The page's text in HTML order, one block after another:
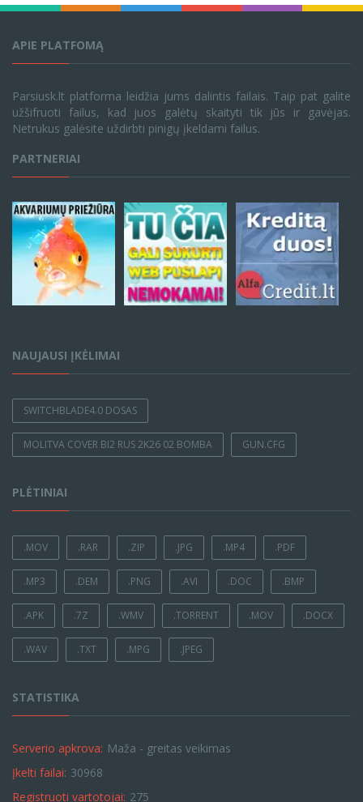
APIE PLATFOMĄ
Parsiusk.lt platforma leidžia jums dalintis failais. Taip pat galite
užšifruoti failus, kad juos galėtų skaityti tik jūs ir gavėjas.
Netrukus galėsite uždirbti pinigų įkeldami failus.
PARTNERIAI
NAUJAUSI ĮKĖLIMAI
SWITCHBLADE4.0 DOSAS
MOLITVA COVER BI2 RUS 2K26 02 BOMBA GUN.CFG
PLĖTINIAI
.MOV .RAR .ZIP .JPG .MP4 .PDF
.MP3 .DEM .PNG .AVI .DOC .BMP
.APK .7Z .WMV .TORRENT .MOV .DOCX
.WAV .TXT .MPG .JPEG
STATISTIKA
Serverio apkrova: Maža - greitas veikimas
Įkelti failai: 30968
Registruoti vartotojai: 275